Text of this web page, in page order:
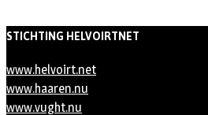
STICHTING HELVOIRTNET
www.helvoirt.net
www.haaren.nu
www.vught.nu